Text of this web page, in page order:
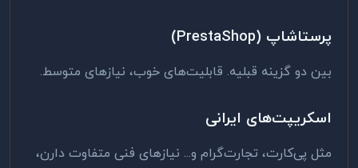
پرستاشاپ (PrestaShop)
بین دو گزینه قبلیه. قابلیت‌های خوب، نیازهای متوسط.
اسکریپت‌های ایرانی
مثل پی‌کارت، تجارت‌گرام و... نیازهای فنی متفاوت دارن،